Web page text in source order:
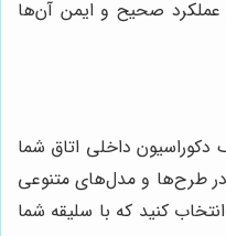
عملکرد صحیح و ایمن آن‌ها
داخلی اتاق شما
طرح‌ها و مدل‌های متنوعی
کنید که با سلیقه شما